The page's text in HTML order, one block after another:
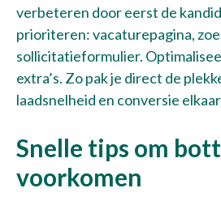
verbeteren door eerst de
prioriteren: vacaturepagina,
sollicitatieformulier.
extra’s. Zo pak je direct de
laadsnelheid en conversie
Snelle tips om
voorkomen